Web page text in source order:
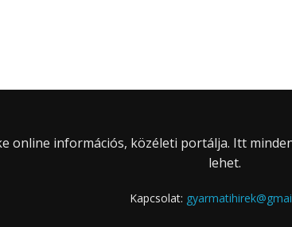
online információs, közéleti portálja. Itt
lehet.
Kapcsolat: